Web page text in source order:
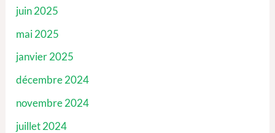
juin 2025
mai 2025
janvier 2025
décembre 2024
novembre 2024
juillet 2024